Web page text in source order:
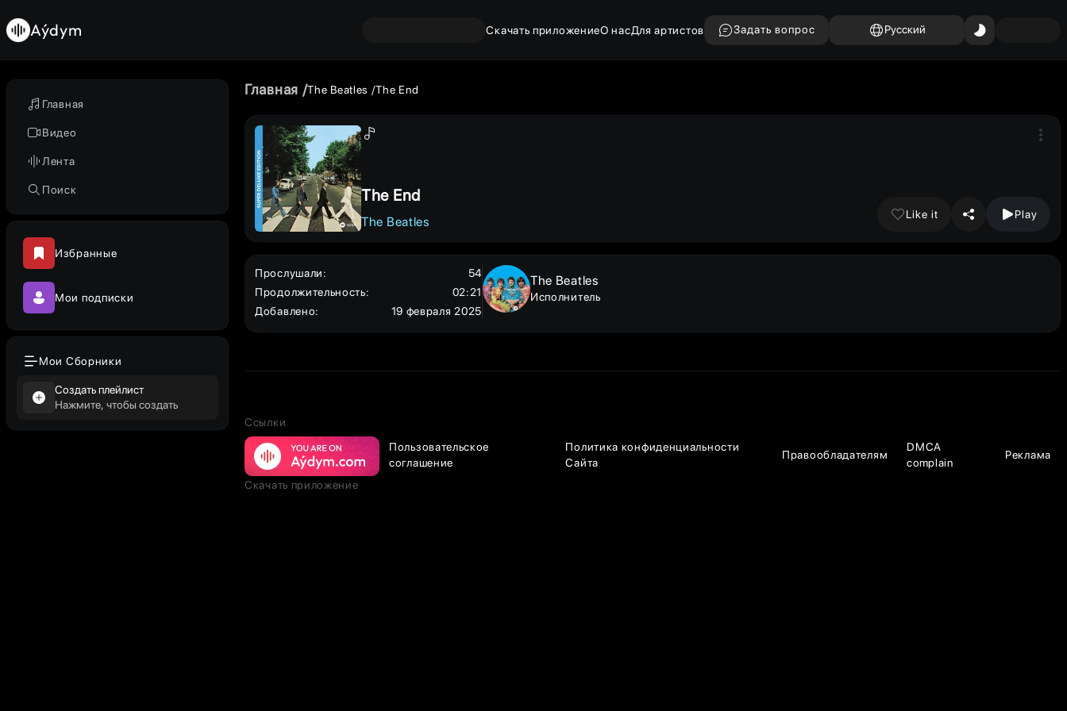
Главная
Видео
Лента
Поиск
Избранные
Мои подписки
Мои Сборники
Создать плейлист
Нажмите, чтобы создать
Aýdym Скачать приложениеО насДля артистов Задать вопрос Русский
Главная The Beatles The End
The End
The Beatles
Like it Play
Прослушали:
54
Продолжительность:
02:21
Добавлено: 19 февраля 2025
The Beatles
Исполнитель
Ссылки
Пользовательское
соглашение
Политика конфиденциальности
Сайта
Правообладателям
DMCA
complain
Реклама
Скачать приложение